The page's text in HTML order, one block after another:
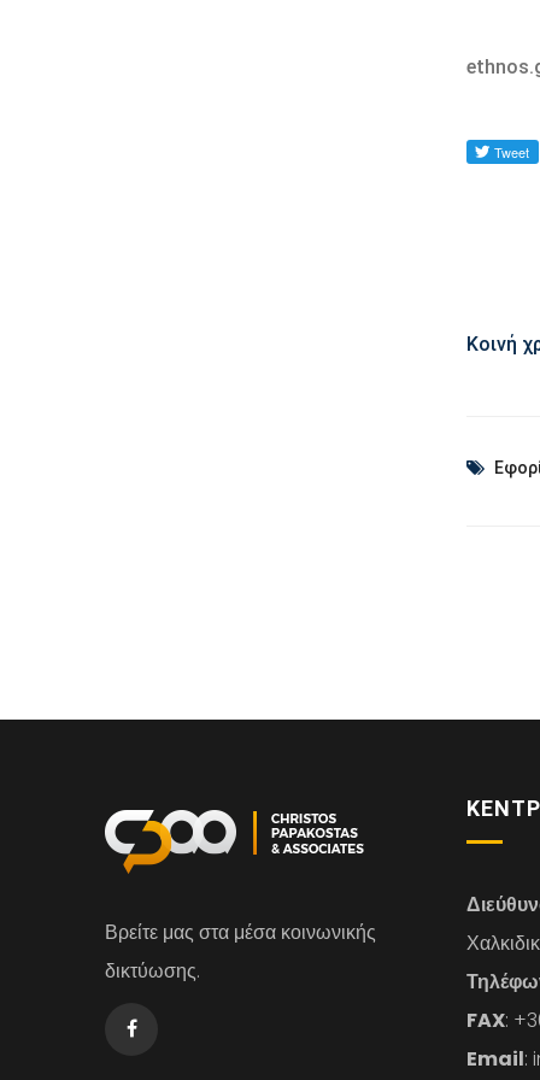
Κοινή
Βρείτε μας στα μέσα κοινωνικής
δικτύωσης.
FAX:
Email: